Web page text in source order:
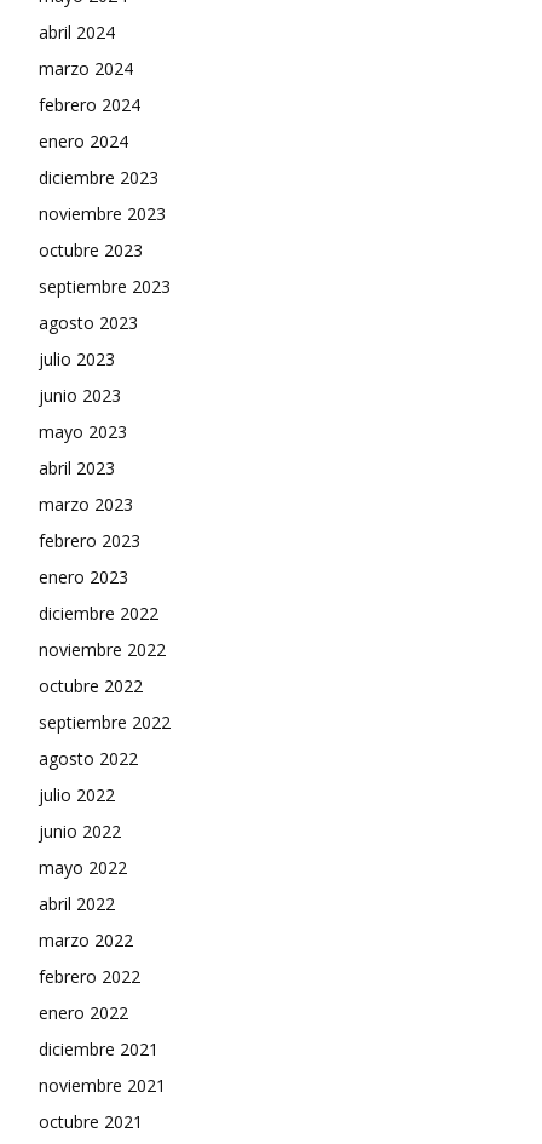
abril 2024
marzo 2024
febrero 2024
enero 2024
diciembre 2023
noviembre 2023
octubre 2023
septiembre 2023
agosto 2023
julio 2023
junio 2023
mayo 2023
abril 2023
marzo 2023
febrero 2023
enero 2023
diciembre 2022
noviembre 2022
octubre 2022
septiembre 2022
agosto 2022
julio 2022
junio 2022
mayo 2022
abril 2022
marzo 2022
febrero 2022
enero 2022
diciembre 2021
noviembre 2021
octubre 2021